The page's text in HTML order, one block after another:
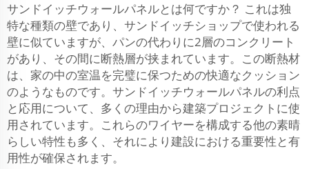
サンドイッチウォールパネルとは何ですか？ これは独
特な種類の壁であり、サンドイッチショップで使われる
壁に似ていますが、パンの代わりに2層のコンクリート
があり、その間に断熱層が挟まれています。この断熱材
は、家の中の室温を完璧に保つための快適なクッション
のようなものです。サンドイッチウォールパネルの利点
と応用について、多くの理由から建築プロジェクトに使
用されています。これらのワイヤーを構成する他の素晴
らしい特性も多く、それにより建設における重要性と有
用性が確保されます。